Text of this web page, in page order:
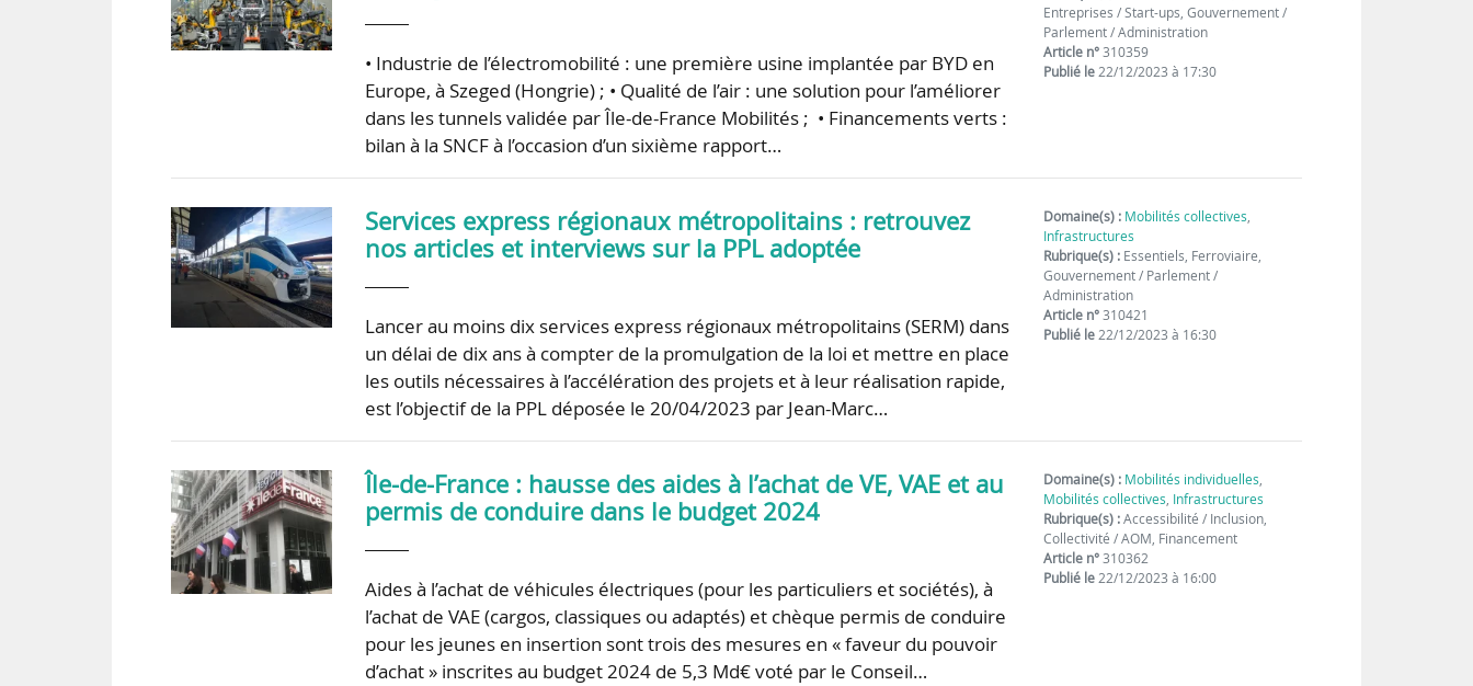
• Industrie de l’électromobilité : une première usine implantée par BYD en
Europe, à Szeged (Hongrie) ; • Qualité de l’air : une solution pour l’améliorer
dans les tunnels validée par Île-de-France Mobilités ; • Financements verts :
bilan à la SNCF à l’occasion d’un sixième rapport…
Entreprises / Start-ups, Gouvernement /
Parlement / Administration
Article n°310359
Publié le22/12/2023 à 17:30
Services express régionaux métropolitains : retrouvez
nos articles et interviews sur la PPL adoptée
Lancer au moins dix services express régionaux métropolitains (SERM) dans
un délai de dix ans à compter de la promulgation de la loi et mettre en place
les outils nécessaires à l’accélération des projets et à leur réalisation rapide,
est l’objectif de la PPL déposée le 20/04/2023 par Jean-Marc…
Domaine(s) : Mobilités collectives,
Infrastructures
Rubrique(s) : Essentiels, Ferroviaire,
Gouvernement / Parlement /
Administration
Article n°310421
Publié le22/12/2023 à 16:30
Île-de-France : hausse des aides à l’achat de VE, VAE et au
permis de conduire dans le budget 2024
Aides à l’achat de véhicules électriques (pour les particuliers et sociétés), à
l’achat de VAE (cargos, classiques ou adaptés) et chèque permis de conduire
pour les jeunes en insertion sont trois des mesures en « faveur du pouvoir
d’achat » inscrites au budget 2024 de 5,3 Md€ voté par le Conseil…
Domaine(s) : Mobilités individuelles,
Mobilités collectives, Infrastructures
Rubrique(s) :Accessibilité / Inclusion,
Collectivité / AOM, Financement
Article n°310362
Publié le22/12/2023 à 16:00